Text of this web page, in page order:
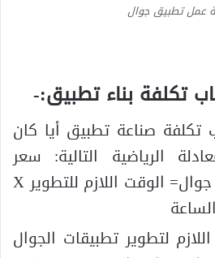
عمل تطبيق جوال
تكلفة بناء تطبيق:-
صناعة تطبيق أيا كان
الرياضية التالية: سعر
تصميم تطبيقات جوال= الوقت اللازم للتطوير X
لتطوير تطبيقات الجوال